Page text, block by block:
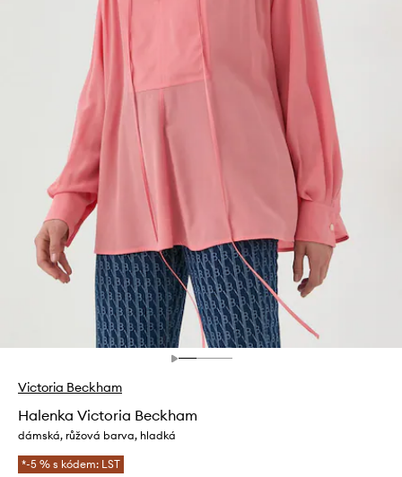
Victoria Beckham
Halenka Victoria Beckham
dámská, růžová barva, hladká
*-5 % s kódem: LST